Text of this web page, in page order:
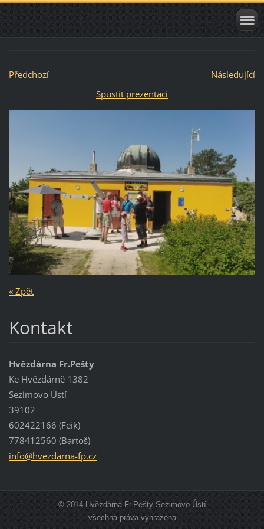
Předchozí
Následující
Spustit prezentaci
« Zpět
Kontakt
Hvězdárna Fr.Pešty
Ke Hvězdárně 1382
Sezimovo Ústí
39102
602422166 (Feik)
778412560 (Bartoš)
info@hvezdarna-fp.cz
© 2014 Hvězdárna Fr.Pešty Sezimovo Ústí
všechna práva vyhrazena